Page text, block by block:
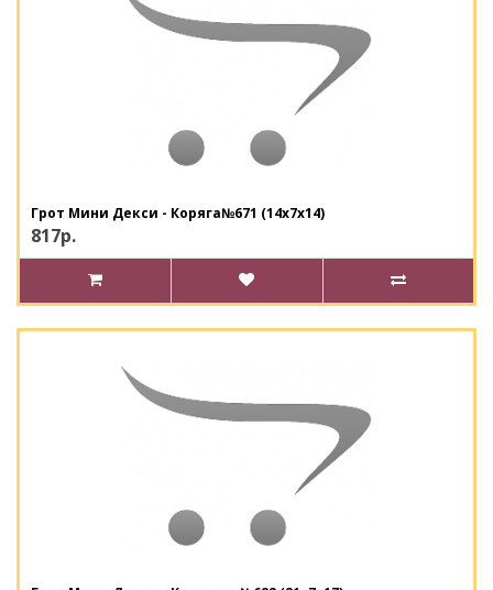
Грот Мини Декси - Коряга№671 (14х7х14)
817р.